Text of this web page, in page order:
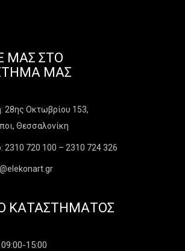
ΜΑΣ ΣΤΟ
ΜΑΣ
28ης Οκτωβρίου 153,
Θεσσαλονίκη
2310 720 100 – 2310 724 326
ΚΑΤΑΣΤΉΜΑΤΟΣ
15:00